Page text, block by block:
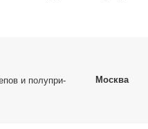
и по­лу­при­
Москва